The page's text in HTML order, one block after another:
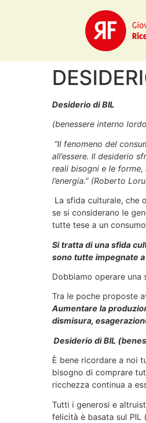
Desiderio di BIL
(benessere interno
“Il fenomeno del
all’essere. Il desiderio
reali bisogni e le
l’energia.” (Roberto
La sfida culturale, che
se si considerano le
tutte tese a un
Si tratta di una sfida
sono tutte impegnate
Dobbiamo operare una
Tra le poche proposte
Aumentare la
dismisura,
Desiderio di BIL
È bene ricordare a noi
bisogno di comprare
ricchezza continua a
Tutti i generosi e
felicità è basata sul